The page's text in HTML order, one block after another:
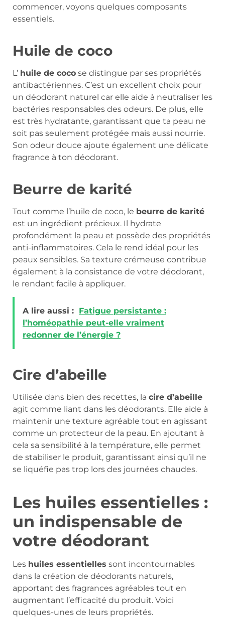
commencer, voyons quelques composants
essentiels.
Huile de coco
L’ huile de coco se distingue par ses propriétés
antibactériennes. C’est un excellent choix pour
un déodorant naturel car elle aide à neutraliser les
bactéries responsables des odeurs. De plus, elle
est très hydratante, garantissant que ta peau ne
soit pas seulement protégée mais aussi nourrie.
Son odeur douce ajoute également une délicate
fragrance à ton déodorant.
Beurre de karité
Tout comme l’huile de coco, le beurre de karité
est un ingrédient précieux. Il hydrate
profondément la peau et possède des propriétés
anti-inflammatoires. Cela le rend idéal pour les
peaux sensibles. Sa texture crémeuse contribue
également à la consistance de votre déodorant,
le rendant facile à appliquer.
A lire aussi : Fatigue persistante :
l’homéopathie peut-elle vraiment
redonner de l’énergie ?
Cire d’abeille
Utilisée dans bien des recettes, la cire d’abeille
agit comme liant dans les déodorants. Elle aide à
maintenir une texture agréable tout en agissant
comme un protecteur de la peau. En ajoutant à
cela sa sensibilité à la température, elle permet
de stabiliser le produit, garantissant ainsi qu’il ne
se liquéfie pas trop lors des journées chaudes.
Les huiles essentielles :
un indispensable de
votre déodorant
Les huiles essentielles sont incontournables
dans la création de déodorants naturels,
apportant des fragrances agréables tout en
augmentant l’efficacité du produit. Voici
quelques-unes de leurs propriétés.